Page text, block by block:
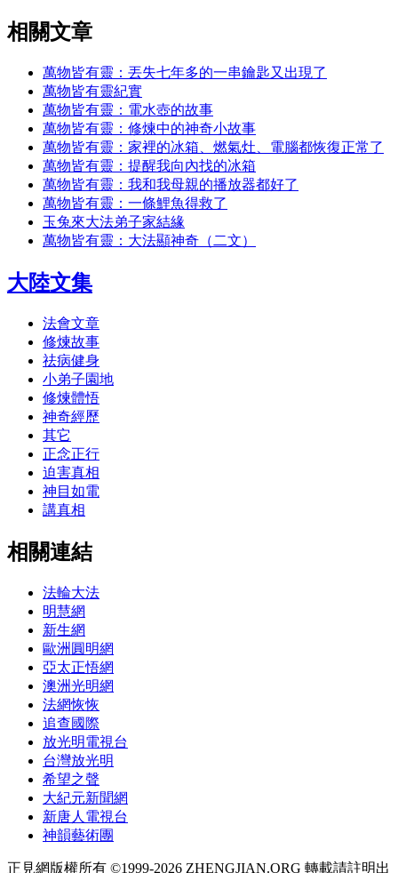
相關文章
萬物皆有靈：丟失七年多的一串鑰匙又出現了
萬物皆有靈紀實
萬物皆有靈：電水壺的故事
萬物皆有靈：修煉中的神奇小故事
萬物皆有靈：家裡的冰箱、燃氣灶、電腦都恢復正常了
萬物皆有靈：提醒我向內找的冰箱
萬物皆有靈：我和我母親的播放器都好了
萬物皆有靈：一條鯉魚得救了
玉兔來大法弟子家結緣
萬物皆有靈：大法顯神奇（二文）
大陸文集
法會文章
修煉故事
祛病健身
小弟子園地
修煉體悟
神奇經歷
其它
正念正行
迫害真相
神目如電
講真相
相關連結
法輪大法
明慧網
新生網
歐洲圓明網
亞太正悟網
澳洲光明網
法網恢恢
追查國際
放光明電視台
台灣放光明
希望之聲
大紀元新聞網
新唐人電視台
神韻藝術團
正見網版權所有 ©1999-2026 ZHENGJIAN.ORG 轉載請註明出